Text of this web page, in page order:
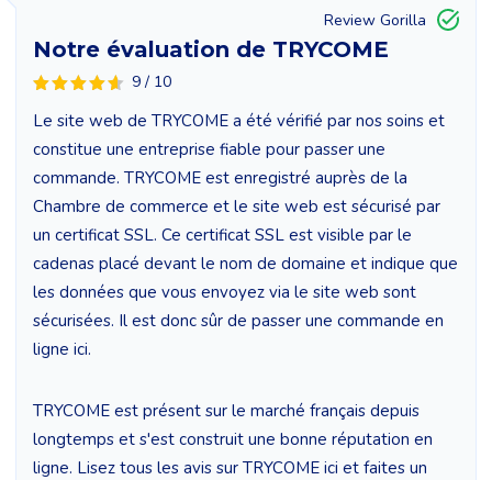
Notre évaluation de TRYCOME
9 / 10
Review Gorilla
Le site web de TRYCOME a été vérifié par nos soins et
constitue une entreprise fiable pour passer une
commande. TRYCOME est enregistré auprès de la
Chambre de commerce et le site web est sécurisé par
un certificat SSL. Ce certificat SSL est visible par le
cadenas placé devant le nom de domaine et indique que
les données que vous envoyez via le site web sont
sécurisées. Il est donc sûr de passer une commande en
ligne ici.
TRYCOME est présent sur le marché français depuis
longtemps et s'est construit une bonne réputation en
ligne. Lisez tous les avis sur TRYCOME ici et faites un